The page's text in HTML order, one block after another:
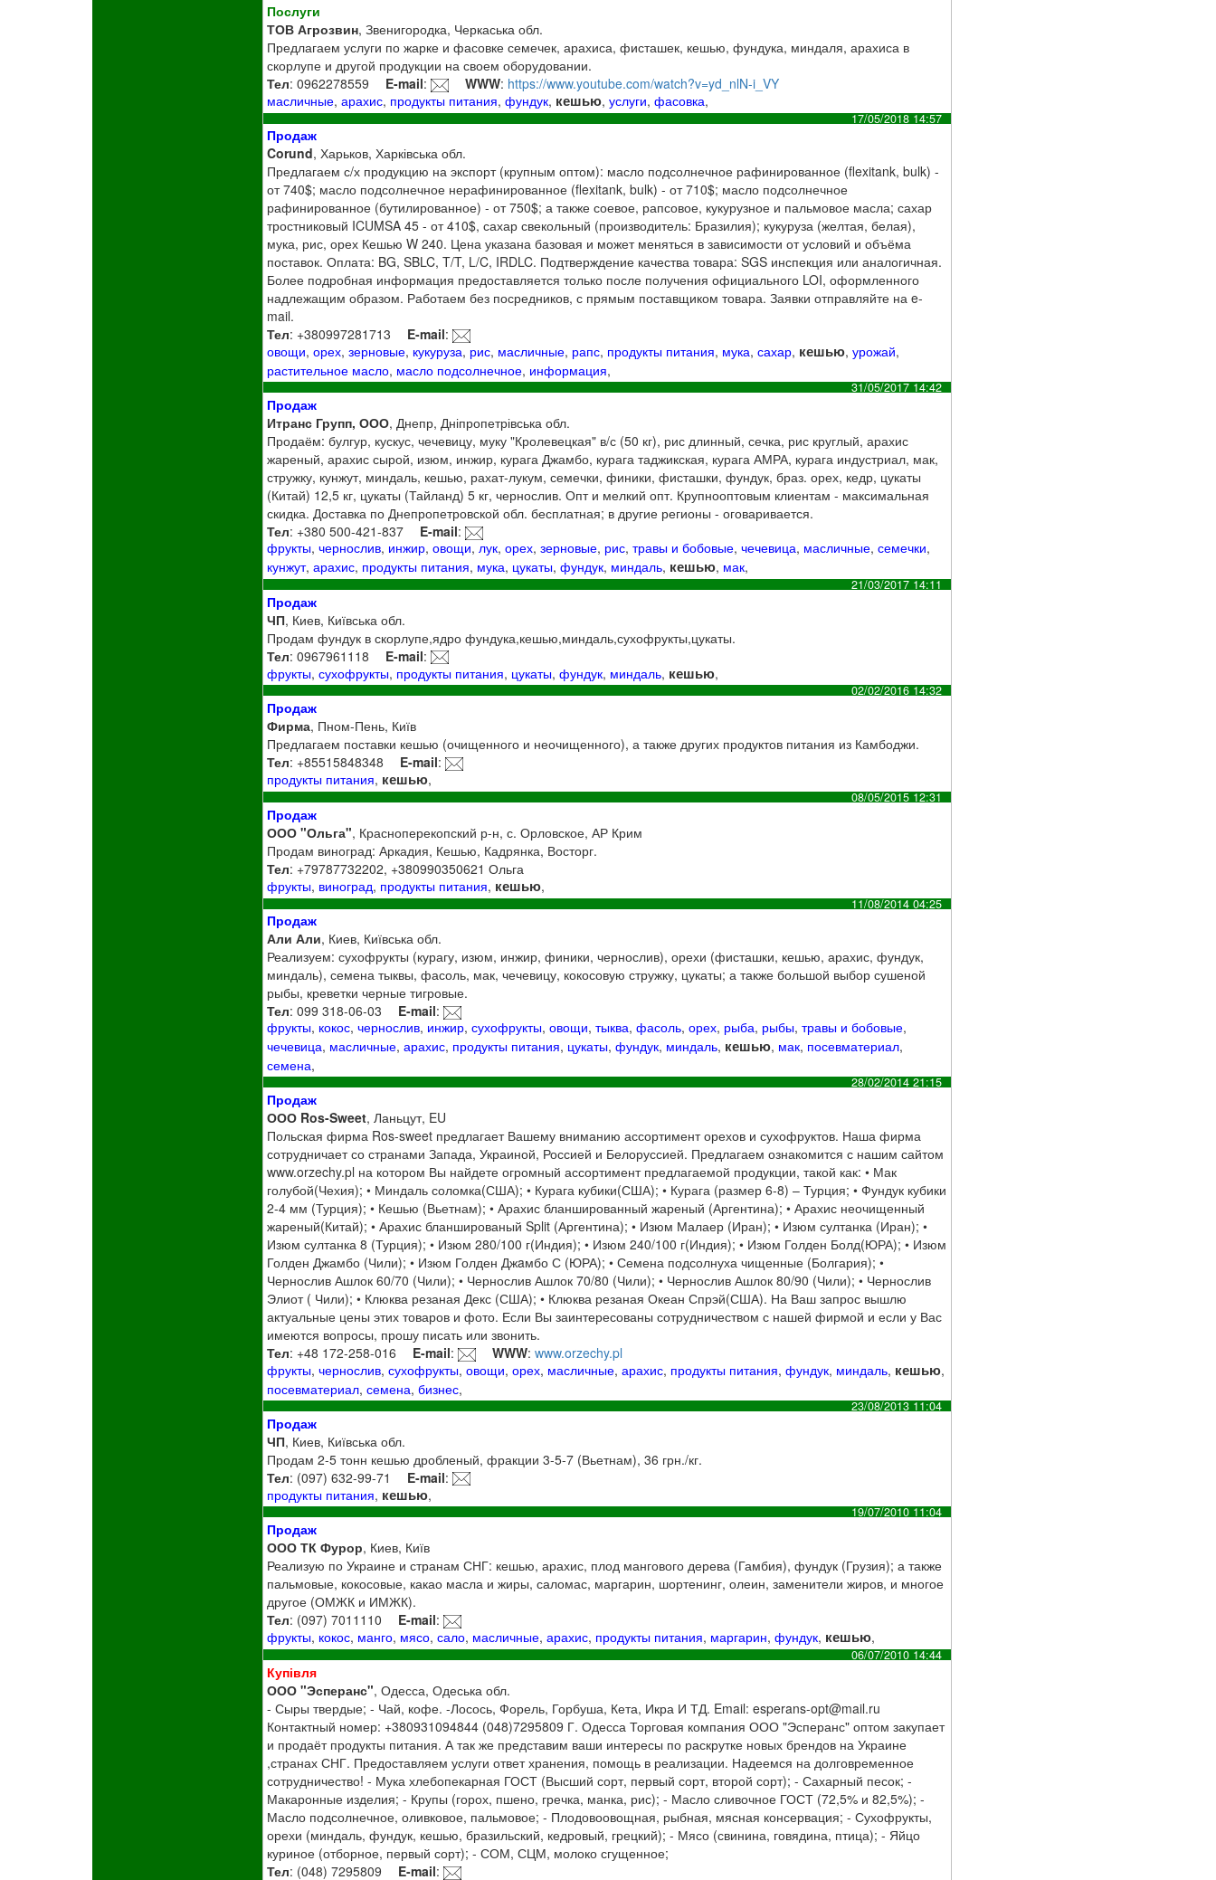
Послуги
ТОВ Агрозвин, Звенигородка, Черкаська обл.
Предлагаем услуги по жарке и фасовке семечек, арахиса, фисташек, кешью, фундука, миндаля, арахиса в
скорлупе и другой продукции на своем оборудовании.
Тел: 0962278559 E-mail: WWW: https://www.youtube.com/watch?v=yd_nlN-i_VY
масличные,арахис, продукты питания,фундук, кешью,услуги,фасовка,
17/05/2018 14:57
Продаж
Corund, Харьков, Харківська обл.
Предлагаем с/х продукцию на экспорт (крупным оптом): масло подсолнечное рафинированное (flexitank, bulk) -
от 740$; масло подсолнечное нерафинированное (flexitank, bulk) - от 710$; масло подсолнечное
рафинированное (бутилированное) - от 750$; а также соевое, рапсовое, кукурузное и пальмовое масла; сахар
тростниковый ICUMSA 45 - от 410$, сахар свекольный (производитель: Бразилия); кукуруза (желтая, белая),
мука, рис, орех Кешью W 240. Цена указана базовая и может меняться в зависимости от условий и объёма
поставок. Оплата: BG, SBLC, T/T, L/C, IRDLC. Подтверждение качества товара: SGS инспекция или аналогичная.
Более подробная информация предоставляется только после получения официального LOI, оформленного
надлежащим образом. Работаем без посредников, с прямым поставщиком товара. Заявки отправляйте на e-
mail.
Тел: +380997281713 E-mail:
овощи,орех,зерновые, кукуруза, рис, масличные, рапс, продукты питания, мука,сахар, кешью,урожай,
растительное масло, масло подсолнечное, информация,
31/05/2017 14:42
Продаж
Итранс Групп, ООО, Днепр, Дніпропетрівська обл.
Продаём: булгур, кускус, чечевицу, муку "Кролевецкая" в/с (50 кг), рис длинный, сечка, рис круглый, арахис
жареный, арахис сырой, изюм, инжир, курага Джамбо, курага таджикская, курага АМРА, курага индустриал, мак,
стружку, кунжут, миндаль, кешью, рахат-лукум, семечки, финики, фисташки, фундук, браз. орех, кедр, цукаты
(Китай) 12,5 кг, цукаты (Тайланд) 5 кг, чернослив. Опт и мелкий опт. Крупнооптовым клиентам - максимальная
скидка. Доставка по Днепропетровской обл. бесплатная; в другие регионы - оговаривается.
Тел: +380 500-421-837 E-mail:
фрукты,чернослив, инжир,овощи,лук,орех,зерновые, рис,травы и бобовые,чечевица, масличные,семечки,
кунжут,арахис, продукты питания, мука, цукаты,фундук, миндаль, кешью, мак,
21/03/2017 14:11
Продаж
ЧП, Киев, Київська обл.
Продам фундук в скорлупе,ядро фундука,кешью,миндаль,сухофрукты,цукаты.
Тел: 0967961118 E-mail:
фрукты,сухофрукты, продукты питания, цукаты,фундук, миндаль, кешью,
02/02/2016 14:32
Продаж
Фирма, Пном-Пень, Київ
Предлагаем поставки кешью (очищенного и неочищенного), а также других продуктов питания из Камбоджи.
Тел: +85515848348 E-mail:
продукты питания, кешью,
08/05/2015 12:31
Продаж
ООО "Ольга", Красноперекопский р-н, с. Орловское, АР Крим
Продам виноград: Аркадия, Кешью, Кадрянка, Восторг.
Тел: +79787732202, +380990350621 Ольга
фрукты, виноград, продукты питания, кешью,
11/08/2014 04:25
Продаж
Али Али, Киев, Київська обл.
Реализуем: сухофрукты (курагу, изюм, инжир, финики, чернослив), орехи (фисташки, кешью, арахис, фундук,
миндаль), семена тыквы, фасоль, мак, чечевицу, кокосовую стружку, цукаты; а также большой выбор сушеной
рыбы, креветки черные тигровые.
Тел: 099 318-06-03 E-mail:
фрукты, кокос,чернослив, инжир,сухофрукты,овощи,тыква,фасоль,орех, рыба, рыбы,травы и бобовые,
чечевица, масличные,арахис, продукты питания, цукаты,фундук, миндаль, кешью, мак, посевматериал,
семена,
28/02/2014 21:15
Продаж
ООО Ros-Sweet, Ланьцут, EU
Польская фирма Ros-sweet предлагает Вашему вниманию ассортимент орехов и сухофруктов. Наша фирма
сотрудничает со странами Запада, Украиной, Россией и Белоруссией. Предлагаем ознакомится с нашим сайтом
www.orzechy.pl на котором Вы найдете огромный ассортимент предлагаемой продукции, такой как: • Мак
голубой(Чехия); • Миндаль соломка(США); • Курага кубики(США); • Курага (размер 6-8) – Турция; • Фундук кубики
2-4 мм (Турция); • Кешью (Вьетнам); • Арахис бланшированный жареный (Аргентина); • Арахис неочищенный
жареный(Китай); • Арахис бланшированый Split (Аргентина); • Изюм Малаер (Иран); • Изюм султанка (Иран); •
Изюм султанка 8 (Турция); • Изюм 280/100 г(Индия); • Изюм 240/100 г(Индия); • Изюм Голден Болд(ЮРА); • Изюм
Голден Джамбо (Чили); • Изюм Голден Джaмбо С (ЮРА); • Семена подсолнуха чищенные (Болгария); •
Чернослив Ашлок 60/70 (Чили); • Чернослив Ашлок 70/80 (Чили); • Чернослив Ашлок 80/90 (Чили); • Чернослив
Элиот ( Чили); • Клюква резаная Декс (США); • Клюква резаная Океан Спрэй(США). На Ваш запрос вышлю
актуальные цены этих товаров и фото. Если Вы заинтересованы сотрудничеством с нашей фирмой и если у Вас
имеются вопросы, прошу писать или звонить.
Тел: +48 172-258-016 E-mail: WWW:www.orzechy.pl
фрукты,чернослив,сухофрукты,овощи,орех, масличные,арахис, продукты питания,фундук, миндаль, кешью,
посевматериал,семена,бизнес,
23/08/2013 11:04
Продаж
ЧП, Киев, Київська обл.
Продам 2-5 тонн кешью дробленый, фракции 3-5-7 (Вьетнам), 36 грн./кг.
Тел: (097) 632-99-71 E-mail:
продукты питания, кешью,
19/07/2010 11:04
Продаж
ООО ТК Фурор, Киев, Київ
Реализую по Украине и странам СНГ: кешью, арахис, плод мангового дерева (Гамбия), фундук (Грузия); а также
пальмовые, кокосовые, какао масла и жиры, саломас, маргарин, шортенинг, олеин, заменители жиров, и многое
другое (ОМЖК и ИМЖК).
Тел: (097) 7011110 E-mail:
фрукты, кокос, манго, мясо,сало, масличные,арахис, продукты питания, маргарин,фундук, кешью,
06/07/2010 14:44
Купівля
ООО "Эсперанс", Одесса, Одеська обл.
- Сыры твердые; - Чай, кофе. -Лосось, Форель, Горбуша, Кета, Икра И ТД. Email: esperans-opt@mail.ru
Контактный номер: +380931094844 (048)7295809 Г. Одесса Торговая компания ООО "Эсперанс" оптом закупает
и продаёт продукты питания. А так же представим ваши интересы по раскрутке новых брендов на Украине
,странах СНГ. Предоставляем услуги ответ хранения, помощь в реализации. Надеемся на долговременное
сотрудничество! - Мука хлебопекарная ГОСТ (Высший сорт, первый сорт, второй сорт); - Сахарный песок; -
Макаронные изделия; - Крупы (горох, пшено, гречка, манка, рис); - Масло сливочное ГОСТ (72,5% и 82,5%); -
Масло подсолнечное, оливковое, пальмовое; - Плодовоовощная, рыбная, мясная консервация; - Сухофрукты,
орехи (миндаль, фундук, кешью, бразильский, кедровый, грецкий); - Мясо (свинина, говядина, птица); - Яйцо
куриное (отборное, первый сорт); - СОМ, СЦМ, молоко сгущенное;
Тел: (048) 7295809 E-mail: